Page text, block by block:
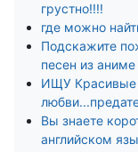
грустно!!!!
где можно
Подскажите
песен из
ИЩУ Красивые
Вы знаете
английском